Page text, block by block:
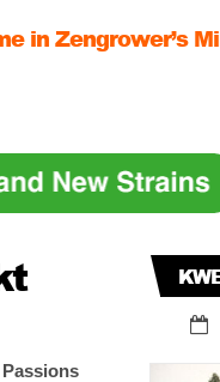
in zijn
Erdbeer in zijn